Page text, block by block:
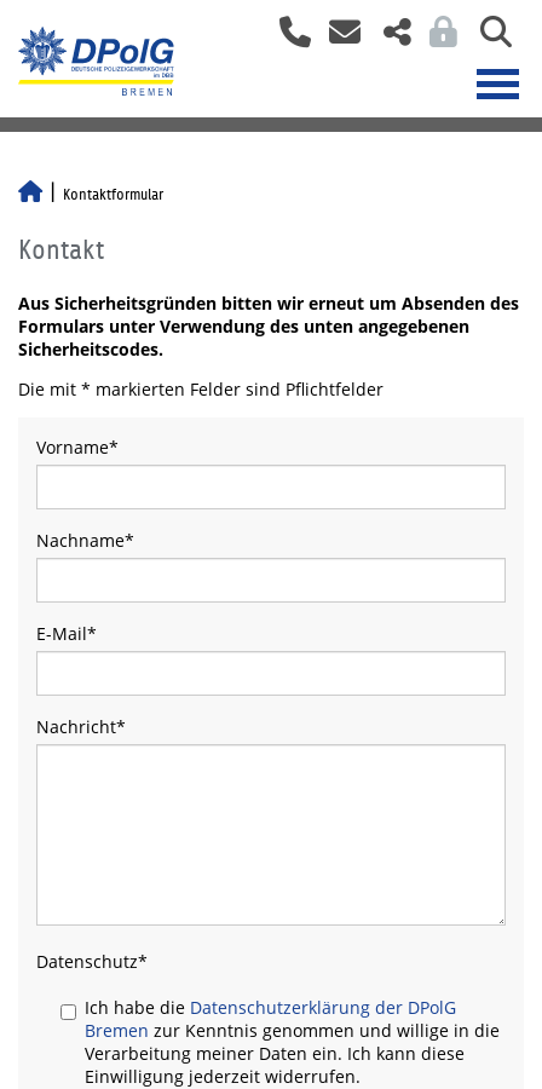
Kontaktformular
Kontakt
Aus Sicherheitsgründen bitten wir erneut um Absenden des
Formulars unter Verwendung des unten angegebenen
Sicherheitscodes.
Die mit * markierten Felder sind Pflichtfelder
Vorname*
Nachname*
E-Mail*
Nachricht*
Datenschutz*
Ich habe die Datenschutzerklärung der DPolG
Bremen zur Kenntnis genommen und willige in die
Verarbeitung meiner Daten ein. Ich kann diese
Einwilligung jederzeit widerrufen.